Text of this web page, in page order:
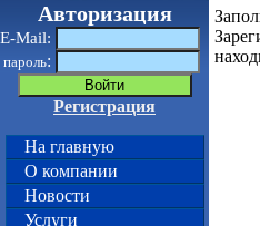
Авторизация
E-Mail:
пароль:
Регистрация
На главную
О компании
Новости
Услуги